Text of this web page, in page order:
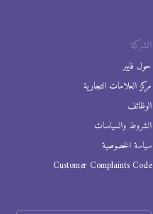
الشركة
حول فايبر
مركز العلامات التجارية
الوظائف
الشروط والسياسات
سياسة الخصوصية
Customer Complaints Code